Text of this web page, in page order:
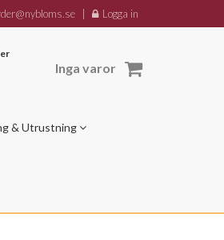
Logga in
Inga varor
& Utrustning